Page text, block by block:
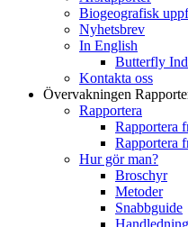
Biogeografisk
Nyhetsbrev
In English
Butterfly
Kontakta oss
Övervakningen
Rapportera
Rapportera
Rapportera
Hur gör man?
Broschyr
Metoder
Snabbguide
Handledning